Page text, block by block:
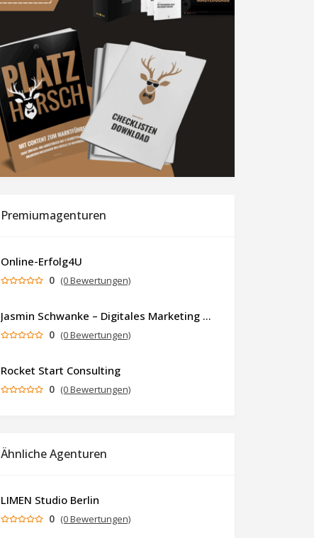
Premiumagenturen
Online-Erfolg4U
0 (0 Bewertungen)
Jasmin Schwanke – Digitales Marketing & KI-gestützte Contenterstellung
0 (0 Bewertungen)
Rocket Start Consulting
0 (0 Bewertungen)
Ähnliche Agenturen
LIMEN Studio Berlin
0 (0 Bewertungen)